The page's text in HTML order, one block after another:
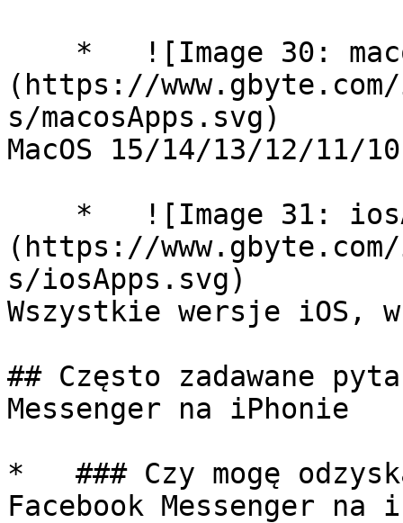
(https://
s/macosApps.svg)
MacOS 15/14/13/12/11/
(https://
s/iosApps.svg)
Wszystkie wersje iOS,
## Często zadawane
Messenger na iPhonie
*   ### Czy mogę
Facebook Messenger na